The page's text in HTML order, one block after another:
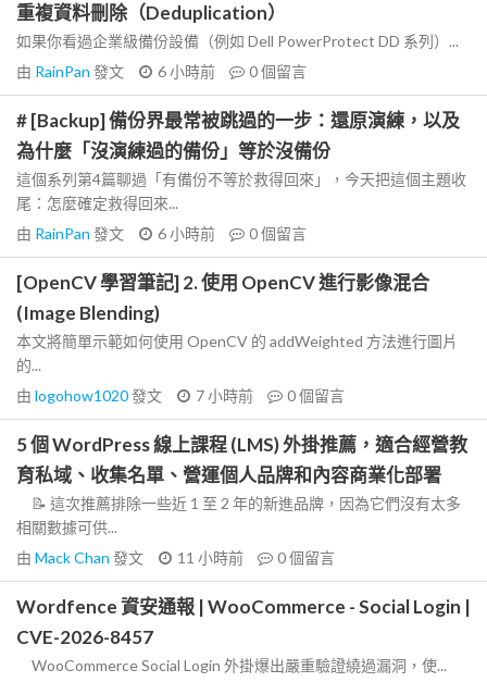
重複資料刪除（Deduplication）
如果你看過企業級備份設備（例如 Dell PowerProtect DD 系列）...
由 RainPan 發文 6 小時前 0個留言
# [Backup] 備份界最常被跳過的一步：還原演練，以及
為什麼「沒演練過的備份」等於沒備份
這個系列第4篇聊過「有備份不等於救得回來」，今天把這個主題收
尾：怎麼確定救得回來...
由 RainPan 發文 6 小時前 0個留言
[OpenCV 學習筆記] 2. 使用 OpenCV 進行影像混合
(Image Blending)
本文將簡單示範如何使用 OpenCV 的 addWeighted 方法進行圖片
的...
由 logohow1020發文 7 小時前 0個留言
5 個 WordPress 線上課程 (LMS) 外掛推薦，適合經營教
育私域、收集名單、營運個人品牌和內容商業化部署
📝 這次推薦排除一些近 1 至 2 年的新進品牌，因為它們沒有太多
相關數據可供...
由 Mack Chan 發文 11 小時前 0個留言
Wordfence 資安通報 | WooCommerce - Social Login |
CVE-2026-8457
WooCommerce Social Login 外掛爆出嚴重驗證繞過漏洞，使...